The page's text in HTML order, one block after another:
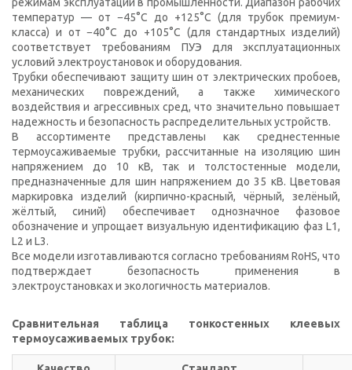
температур — от −45°С до +125°С (для трубок премиум-
класса) и от −40°С до +105°С (для стандартных изделий)
соответствует требованиям ПУЭ для эксплуатационных
условий электроустановок и оборудования.
Трубки обеспечивают защиту шин от электрических пробоев,
механических повреждений, а также химического
воздействия и агрессивных сред, что значительно повышает
надежность и безопасность распределительных устройств.
В ассортименте представлены как среднестенные
термоусаживаемые трубки, рассчитанные на изоляцию шин
напряжением до 10 кВ, так и толстостенные модели,
предназначенные для шин напряжением до 35 кВ. Цветовая
маркировка изделий (кирпично-красный, чёрный, зелёный,
жёлтый, синий) обеспечивает однозначное фазовое
обозначение и упрощает визуальную идентификацию фаз L1,
L2 и L3.
Все модели изготавливаются согласно требованиям RoHS, что
подтверждает безопасность применения в
электроустановках и экологичность материалов.
Сравнительная таблица тонкостенных клеевых
термоусаживаемых трубок: